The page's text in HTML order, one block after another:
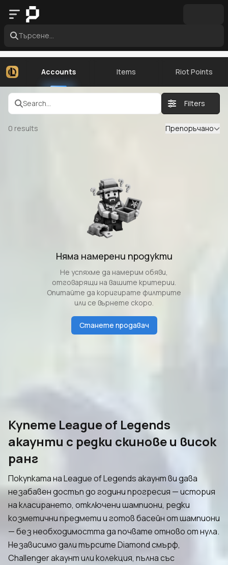
Търсене...
Accounts Items Riot Points
Search... Filters
0 results Препоръчано
Няма намерени продукти
Не успяхме да намерим обяви,
отговарящи на вашите критерии.
Опитайте да коригирате филтрите
или се върнете скоро.
Станете продавач
Купете League of Legends
акаунти с редки скинове и висок
ранг
Покупката на League of Legends акаунт ви дава
незабавен достъп до години прогресия — история
на класирането, отключени шампиони, редки
козметични предмети и готов басейн от шампиони
— без необходимостта да почвате отново от нула.
Независимо дали търсите Diamond смърф,
Challenger акаунт или колекция, пълна със